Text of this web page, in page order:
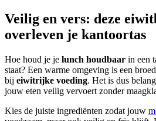
Veilig en vers: deze
overleven je kantoortas
Hoe houd je je lunch houdbaar in een
staat? Een warme omgeving is een
bij eiwitrijke voeding. Het is dus
jouw eten veilig vervoert zonder
Kies de juiste ingrediënten zodat jouw